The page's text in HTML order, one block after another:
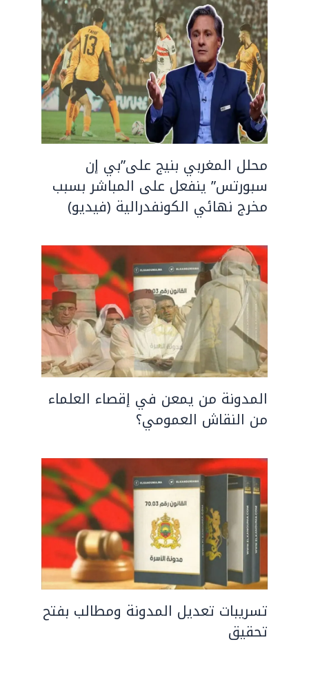
محلل المغربي بنيج على”بي إن
سبورتس” ينفعل على المباشر بسبب
مخرج نهائي الكونفدرالية (فيديو)
المدونة من يمعن في إقصاء العلماء
من النقاش العمومي؟
تسريبات تعديل المدونة ومطالب بفتح
تحقيق